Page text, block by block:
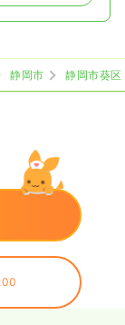
静岡市
静岡市葵区